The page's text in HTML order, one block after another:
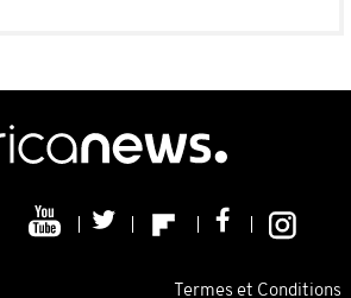
Termes et Conditions